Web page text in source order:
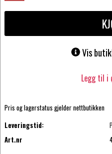
Vis
Legg til i
Pris og lagerstatus gjelder nettbutikken
Leveringstid:
Art.nr